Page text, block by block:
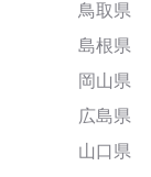
鳥取県
島根県
岡山県
広島県
山口県